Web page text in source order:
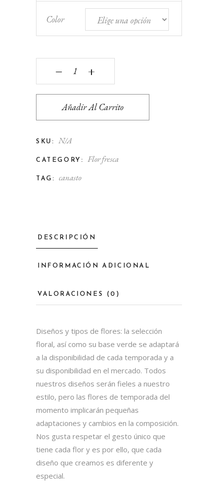
Color
Canasto de flores de temporada Cantidad
‒ +
Añadir Al Carrito
SKU: N/A
CATEGORY: Flor fresca
TAG: canasto
DESCRIPCIÓN
INFORMACIÓN ADICIONAL
VALORACIONES (0)
Diseños y tipos de flores: la selección
floral, así como su base verde se adaptará
a la disponibilidad de cada temporada y a
su disponibilidad en el mercado. Todos
nuestros diseños serán fieles a nuestro
estilo, pero las flores de temporada del
momento implicarán pequeñas
adaptaciones y cambios en la composición.
Nos gusta respetar el gesto único que
tiene cada flor y es por ello, que cada
diseño que creamos es diferente y
especial.